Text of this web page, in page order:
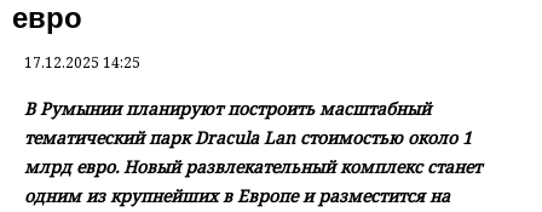
евро
17.12.2025 14:25
В Румынии планируют построить масштабный
тематический парк Dracula Lan стоимостью около 1
млрд евро. Новый развлекательный комплекс станет
одним из крупнейших в Европе и разместится на